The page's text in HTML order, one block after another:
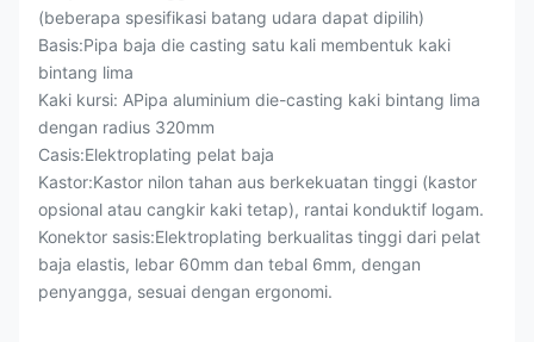
(beberapa spesifikasi batang udara dapat dipilih)
Basis:Pipa baja die casting satu kali membentuk kaki
bintang lima
Kaki kursi: APipa aluminium die-casting kaki bintang lima
dengan radius 320mm
Casis:Elektroplating pelat baja
Kastor:Kastor nilon tahan aus berkekuatan tinggi (kastor
opsional atau cangkir kaki tetap), rantai konduktif logam.
Konektor sasis:Elektroplating berkualitas tinggi dari pelat
baja elastis, lebar 60mm dan tebal 6mm, dengan
penyangga, sesuai dengan ergonomi.